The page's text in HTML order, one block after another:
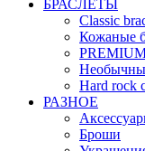
БРАСЛЕТЫ
Classic
Кожаные
Hard rock
РАЗНОЕ
Броши